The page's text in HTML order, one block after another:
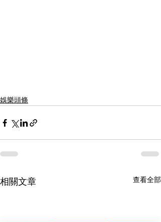
娛樂頭條
相關文章 查看全部